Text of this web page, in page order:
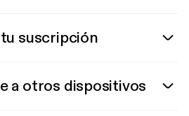
suscripción
a otros dispositivos